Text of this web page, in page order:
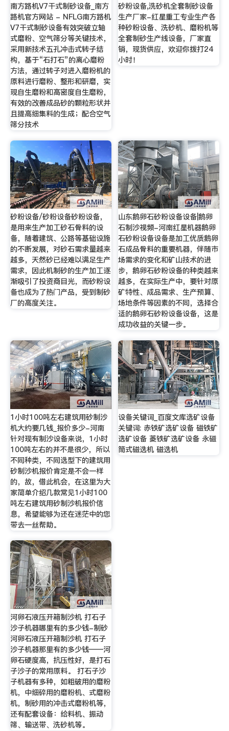
南方路机V7干式制砂设备_南方
路机官方网站 - NFLG南方路机
V7干式制砂设备有效突破立轴
式磨粉、空气筛分等关键技术，
采用新技术五孔冲击式转子结
构，基于“石打石”的离心磨粉
方法，通过转子对进入磨粉机的
原料进行磨粉、整形和研磨，实
现自生磨粉和高密度自生磨粉，
有效的改善成品砂的颗粒形状并
且提高细集料的生成；配合空气
筛分技术
砂粉设备,洗砂机全套制砂设备
生产厂家-红星重工专业生产各
种砂粉设备、洗砂机、磨粉机等
全套制砂生产线设备，厂家直
销，现货供应，欢迎你拨打24
小时！
砂粉设备/砂粉设备砂粉设备，
是用来生产加工砂石骨料的设
备，随着建筑、公路等基础设施
的不断发展，对砂石需求量越来
越多，天然砂已经难以满足生产
需求，因此机制砂的生产加工逐
渐吸引了投资商目光，而砂粉设
备也成为了热门产品，受到制砂
厂的高度关注。
山东鹅卵石砂粉设备设备|鹅卵
石制沙视频-河南红星机器鹅卵
石砂粉设备设备是加工优质鹅卵
石成品骨料的重要机器，伴随市
场需求的变化和矿山技术的进
步，鹅卵石砂粉设备的种类越来
越多，在实际生产中，要针对原
矿特性、成品需求、生产预算、
场地条件等因素的不同，选择合
适的鹅卵石砂粉设备设备，这是
成功收益的关键一步。
1小时100吨左右建筑用砂制沙
机大约要几钱_报价多少-河南
针对现有制沙设备来说，1小时
100吨左右的并不是很少，所以
不同种类，不同选型下的建筑用
砂制沙机报价肯定是不会一样
的，故，借此机会，在这里为大
家简单介绍几款常见1小时100
吨左右建筑用砂制沙机报价信
息，希望能够为还在迷茫中的您
带去一丝帮助。
设备关键词_百度文库选矿设备
关键词: 赤铁矿选矿设备 磁铁矿
选矿设备 菱铁矿选矿设备 永磁
筒式磁选机 磁选机
河卵石液压开箱制沙机 打石子
沙子机器哪里有的多少钱-制砂
河卵石液压开箱制沙机 打石子
沙子机器那里有的多少钱——河
卵石硬度高，抗压性好，是打石
子沙子的常用原料。 打石子沙
子机器有多种，如粗破用的磨粉
机，中细碎用的磨粉机、式磨粉
机，制砂用的冲击式磨粉机等，
还有配套设备：给料机、振动
筛、输送带、洗砂机等。